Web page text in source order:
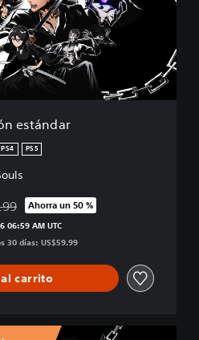
estándar
PS4 PS5
del precio original de US$59.99
Ahorra un 50 %
06:59 AM UTC
30 días: US$59.99
carrito